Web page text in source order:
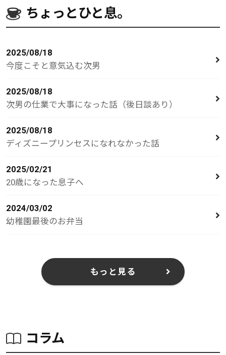
ちょっとひと息。
2025/08/18
今度こそと意気込む次男
2025/08/18
次男の仕業で大事になった話（後日談あり）
2025/08/18
ディズニープリンセスになれなかった話
2025/02/21
20歳になった息子へ
2024/03/02
幼稚園最後のお弁当
もっと見る
コラム